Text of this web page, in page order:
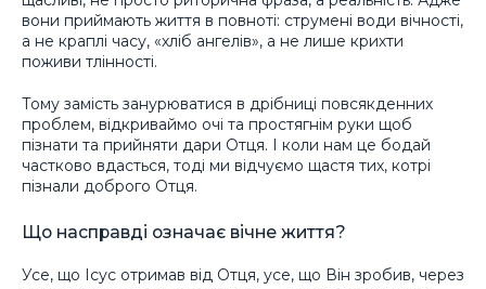
вони приймають життя в повноті: струмені води вічності,
а не краплі часу, «хліб ангелів», а не лише крихти
поживи тлінності.
Тому замість занурюватися в дрібниці повсякденних
проблем, відкриваймо очі та простягнім руки щоб
пізнати та прийняти дари Отця. І коли нам це бодай
частково вдасться, тоді ми відчуємо щастя тих, котрі
пізнали доброго Отця.
Що насправді означає вічне життя?
Усе, що Ісус отримав від Отця, усе, що Він зробив, через